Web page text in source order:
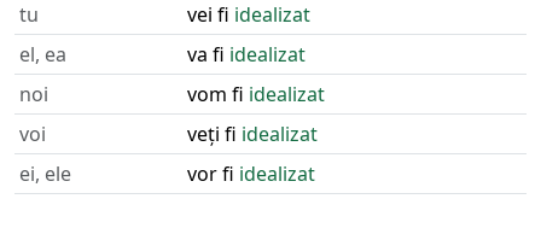
tu
vei fi idealizat
el, ea
va fi idealizat
noi
vom fi idealizat
voi
veți fi idealizat
ei, ele
vor fi idealizat